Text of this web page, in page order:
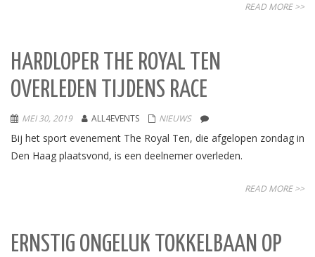
READ MORE >>
HARDLOPER THE ROYAL TEN
OVERLEDEN TIJDENS RACE
MEI 30, 2019 ALL4EVENTS NIEUWS
Bij het sport evenement The Royal Ten, die afgelopen zondag in
Den Haag plaatsvond, is een deelnemer overleden.
READ MORE >>
ERNSTIG ONGELUK TOKKELBAAN OP